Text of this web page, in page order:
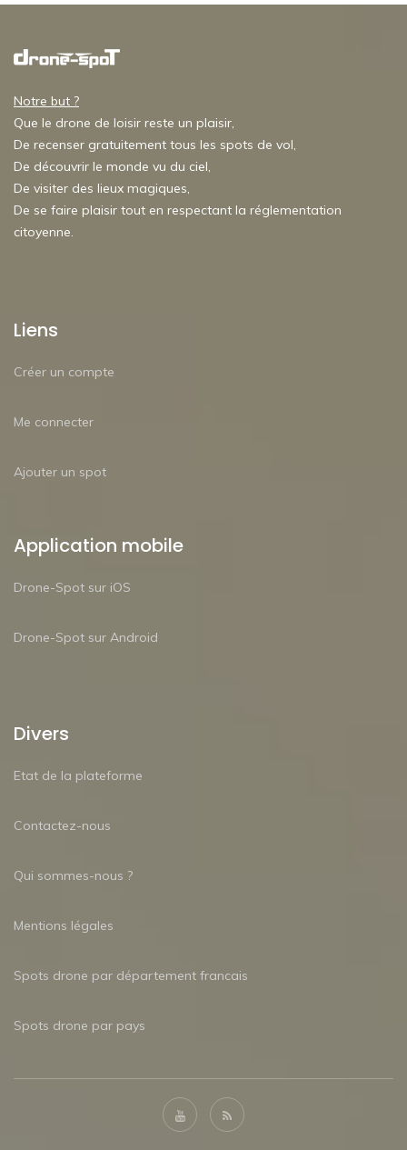
Notre but ?
Que le drone de loisir reste un plaisir,
De recenser gratuitement tous les spots de vol,
De découvrir le monde vu du ciel,
De visiter des lieux magiques,
De se faire plaisir tout en respectant la réglementation
citoyenne.
Liens
Créer un compte
Me connecter
Ajouter un spot
Application mobile
Drone-Spot sur iOS
Drone-Spot sur Android
Divers
Etat de la plateforme
Contactez-nous
Qui sommes-nous ?
Mentions légales
Spots drone par département francais
Spots drone par pays